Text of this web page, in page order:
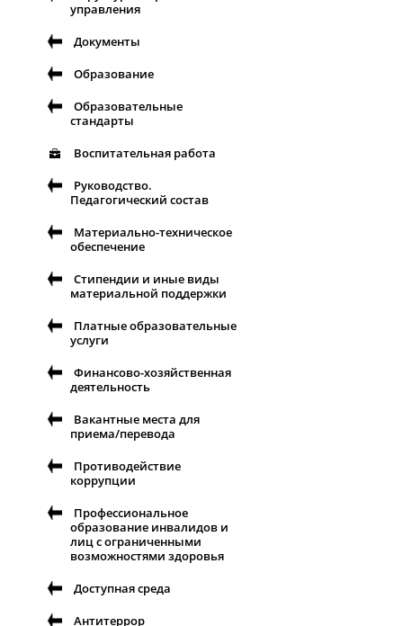
управления
Документы
Образование
Образовательные
стандарты
Воспитательная работа
Руководство.
Педагогический состав
Материально-техническое
обеспечение
Стипендии и иные виды
материальной поддержки
Платные образовательные
услуги
Финансово-хозяйственная
деятельность
Вакантные места для
приема/перевода
Противодействие
коррупции
Профессиональное
образование инвалидов и
лиц с ограниченными
возможностями здоровья
Доступная среда
Антитеррор